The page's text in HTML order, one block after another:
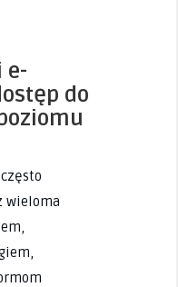
e-
do
wieloma